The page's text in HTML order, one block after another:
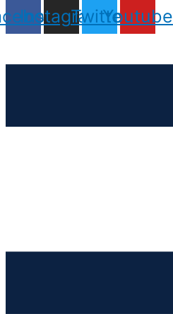
Instagram
TwitterYoutube